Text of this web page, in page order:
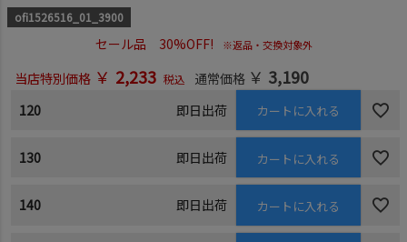
ofi1526516_01_3900
セール品 30%OFF! ※返品・交換対象外
当店特別価格 ￥ 2,233 税込 通常価格 ￥ 3,190
120 即日出荷 カートに入れる
130 即日出荷 カートに入れる
140 即日出荷 カートに入れる